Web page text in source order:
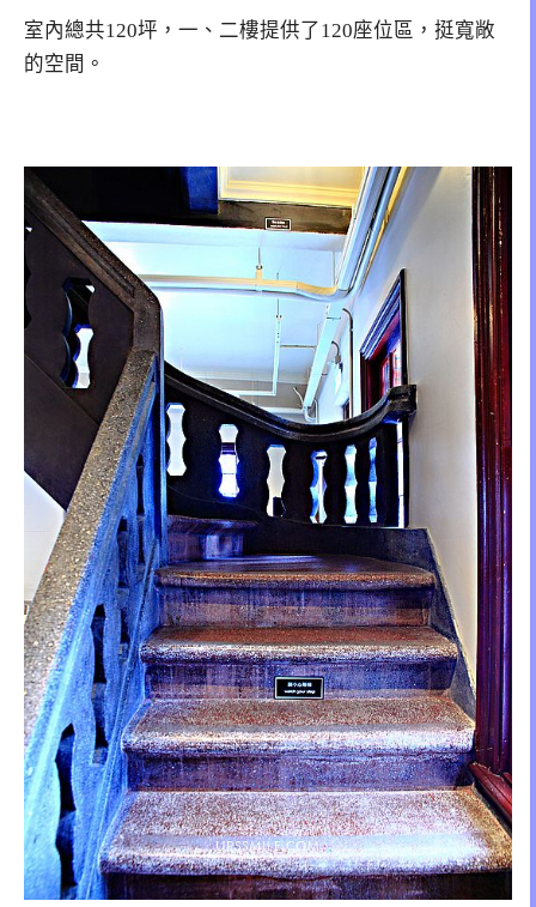
室內總共120坪，一、二樓提供了120座位區，挺寬敞
的空間。